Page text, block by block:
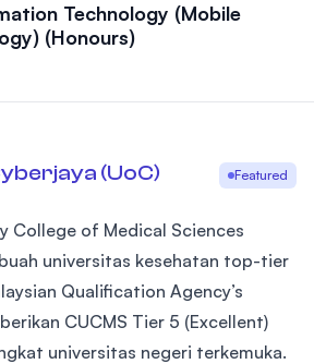
Technology (Mobile
(Honours)
(UoC) Featured
College of Medical Sciences
universitas kesehatan top-tier
Qualification Agency’s
CUCMS Tier 5 (Excellent)
universitas negeri terkemuka.